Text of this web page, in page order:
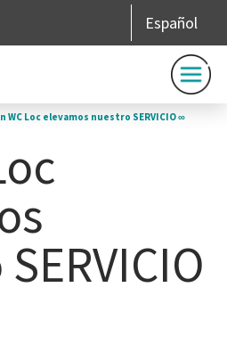
Español
WC Loc elevamos nuestro SERVICIO ∞